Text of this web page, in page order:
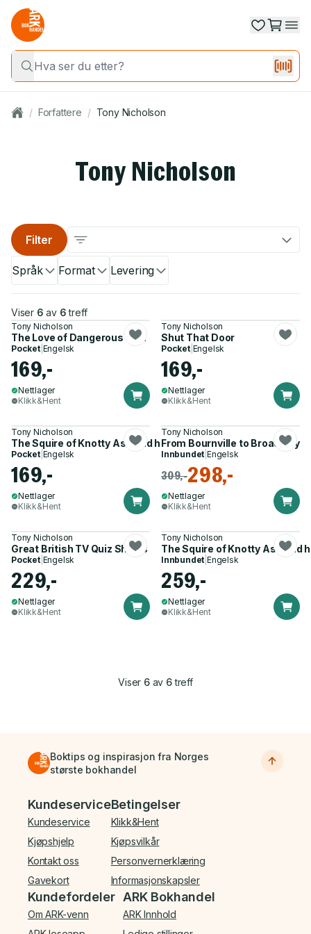
/ Forfattere / Tony Nicholson
Tony Nicholson
Språk Format Levering
Filter
Viser 6 av 6 treff
Tony Nicholson
The Love of Dangerous Men
Pocket| Engelsk
169,-
Nettlager
Klikk&Hent
Tony Nicholson
Shut That Door
Pocket| Engelsk
169,-
Nettlager
Klikk&Hent
Tony Nicholson
The Squire of Knotty Ash and his Lady
Pocket| Engelsk
169,-
Nettlager
Klikk&Hent
Tony Nicholson
From Bournville to Broadway
Innbundet |Engelsk
309,-298,-
Nettlager
Klikk&Hent
Tony Nicholson
Great British TV Quiz Shows
Pocket| Engelsk
229,-
Nettlager
Klikk&Hent
Tony Nicholson
The Squire of Knotty Ash and
Innbundet |Engelsk
259,-
Nettlager
Klikk&Hent
Viser 6av 6treff
Boktips og inspirasjon fra Norges
største bokhandel
Bunnmeny
Kundeservice
Kundeservice
Kjøpshjelp
Kontakt oss
Gavekort
Betingelser
Klikk&Hent
Kjøpsvilkår
Personvernerklæring
Informasjonskapsler
Kundefordeler
Om ARK-venn
ARK Bokhandel
ARK Innhold